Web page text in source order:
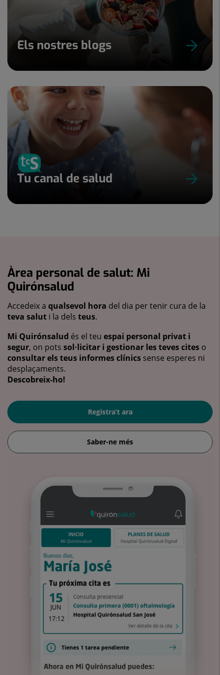
Els nostres blogs
Tu canal de salud
Àrea personal de salut: Mi
Quirónsalud
Accedeix a qualsevol hora del dia per tenir cura de la
teva salut i la dels teus.
Mi Quirónsalud és el teu espai personal privat i
segur, on pots sol·licitar i gestionar les teves cites o
consultar els teus informes clínics sense esperes ni
desplaçaments.
Descobreix-ho!
Registra’t ara
Saber-ne més